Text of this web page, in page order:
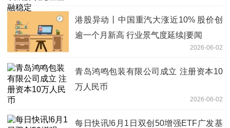
港股异动丨中国重汽大涨近10% 股价创
逾一个月新高 行业景气度延续|要闻
2026-06-02
青岛鸿鸣包装有限公司成立 注册资本10
万人民币
2026-06-02
每日快讯!6月1日双创50增强ETF广发基